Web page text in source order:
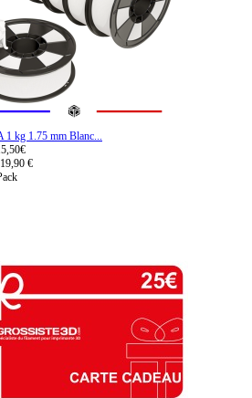
1 kg 1.75 mm Blanc...
€